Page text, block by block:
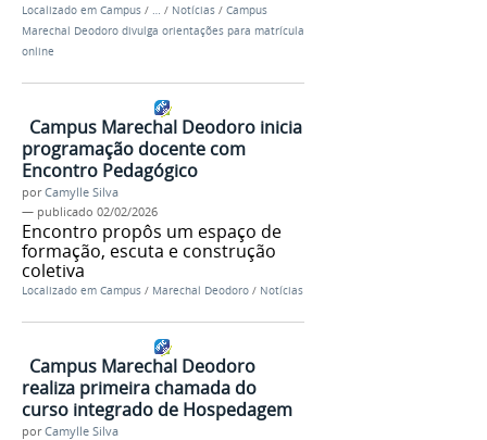
Localizado em Campus / … / Notícias / Campus
Marechal Deodoro divulga orientações para matrícula
online
Campus Marechal Deodoro inicia
programação docente com
Encontro Pedagógico
porCamylle Silva
— publicado 02/02/2026
Encontro propôs um espaço de
formação, escuta e construção
coletiva
Localizado em Campus / Marechal Deodoro / Notícias
Campus Marechal Deodoro
realiza primeira chamada do
curso integrado de Hospedagem
porCamylle Silva